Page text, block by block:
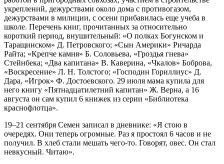
укреплений, дежурствами около дома с противогазом,
дежурствами в милиции, с осени прибавилась еще учеба в
школе. Перечень книг, прочитанных за относительно
короткий период, внушительный: «О полках Богунском и
Таращинском» Д. Петровского; «Сын Америки» Ричарда
Райта; «Крепче камня» Б. Соловьева, «Гроздья гнева»
Стейнбека; «Два капитана» В. Каверина, «Чкалов» Боброва,
«Воскресение» Л. Н. Толстого; «Господин Гориллиус» Д.
Дара, «Игрок» Ф. Достоевского. 29 июля мама купила для
него книгу «Пятнадцатилетний капитан» Ж. Верна, а 16
августа он сам купил 6 книжек из серии «Библиотека
краснофлотца».
19–21 сентября Семен записал в дневнике: «Я стою в
очередях. Они теперь огромные. Раз я простоял 6 часов и не
получил. В хлеб стали мешать чего-то. Говорят, овес. Он стал
невкусный. Читаю».